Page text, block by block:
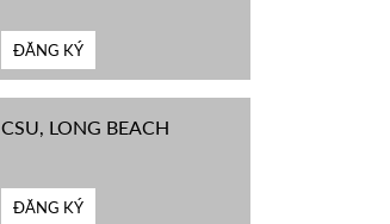
ĐĂNG KÝ
CSU, LONG BEACH
ĐĂNG KÝ